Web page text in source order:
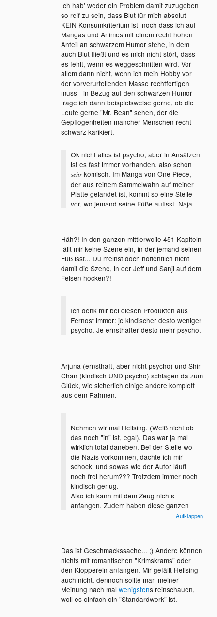
Ich hab' weder ein Problem damit zuzugeben
so reif zu sein, dass Blut für mich absolut
KEIN Konsumkriterium ist, noch dass ich auf
Mangas und Animes mit einem recht hohen
Anteil an schwarzem Humor stehe, in dem
auch Blut fließt und es mich nicht stört, dass
es fehlt, wenn es weggeschnitten wird. Vor
allem dann nicht, wenn ich mein Hobby vor
der vorverurteilenden Masse rechtfertigen
muss - in Bezug auf den schwarzen Humor
frage ich dann beispielsweise gerne, ob die
Leute gerne "Mr. Bean" sehen, der die
Gepflogenheiten mancher Menschen recht
schwarz karikiert.
Ok nicht alles ist psycho, aber in Ansätzen
ist es fast immer vorhanden. also schon
sehrkomisch. Im Manga von One Piece,
der aus reinem Sammelwahn auf meiner
Platte gelandet ist, kommt so eine Stelle
vor, wo jemand seine Füße aufisst. Naja...
Häh?! In den ganzen mittlerweile 451 Kapiteln
fällt mir keine Szene ein, in der jemand seinen
Fuß isst... Du meinst doch hoffentlich nicht
damit die Szene, in der Jeff und Sanji auf dem
Felsen hocken?!
Ich denk mir bei diesen Produkten aus
Fernost immer: je kindischer desto weniger
psycho. Je ernsthafter desto mehr psycho.
Arjuna (ernsthaft, aber nicht psycho) und Shin
Chan (kindisch UND psycho) schlagen da zum
Glück, wie sicherlich einige andere komplett
aus dem Rahmen.
Nehmen wir mal Hellsing. (Weiß nicht ob
das noch "in" ist, egal). Das war ja mal
wirklich total daneben. Bei der Stelle wo
die Nazis vorkommen, dachte ich mir
schock, und sowas wie der Autor läuft
noch frei herum??? Trotzdem immer noch
kindisch genug.
Also ich kann mit dem Zeug nichts
anfangen. Zudem haben diese ganzen
Stories noch nicht mal ne Pointe, neinAufklappen
Das ist Geschmackssache... ;) Andere können
nichts mit romantischen "Krimskrams" oder
den Klopperein anfangen. Mir gefällt Hellsing
auch nicht, dennoch sollte man meiner
Meinung nach mal wenigstens reinschauen,
weil es einfach ein "Standardwerk" ist.